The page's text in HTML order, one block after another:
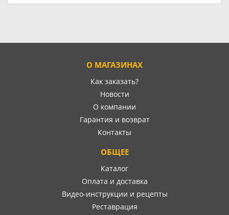
О МАГАЗИНАХ
Как заказать?
Новости
О компании
Гарантия и возврат
Контакты
ОБЩЕЕ
Каталог
Оплата и доставка
Видео-инструкции и рецепты
Реставрация